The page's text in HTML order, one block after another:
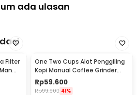
ada ulasan
Filter
One Two Cups Alat Penggiling
Kopi Manual Coffee Grinder
Portable - WFCG9800
Rp59.600
Rp99.900 41%